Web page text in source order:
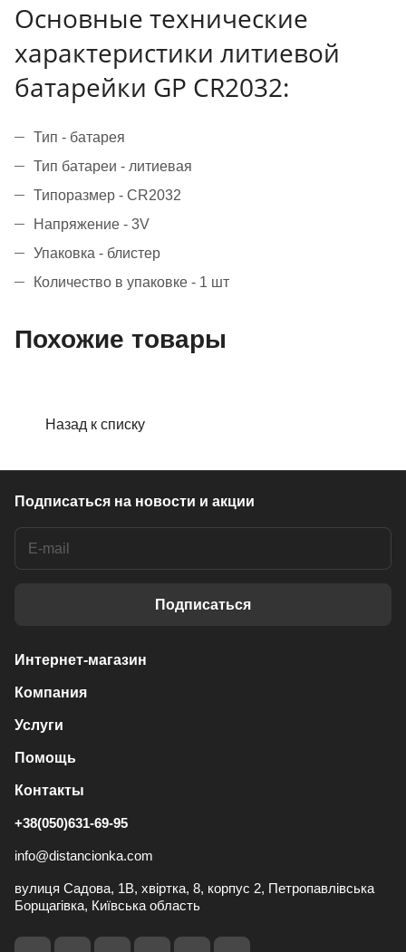
Основные технические
характеристики литиевой
батарейки GP CR2032:
Тип - батарея
Тип батареи - литиевая
Типоразмер - CR2032
Напряжение - 3V
Упаковка - блистер
Количество в упаковке - 1 шт
Похожие товары
Назад к списку
Подписаться на новости и акции
Подписаться
Интернет-магазин
Компания
Услуги
Помощь
Контакты
+38(050)631-69-95
info@distancionka.com
вулиця Садова, 1В, хвіртка, 8, корпус 2, Петропавлівська
Борщагівка, Київська область